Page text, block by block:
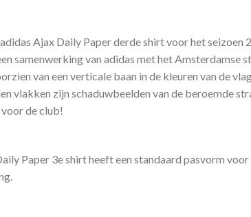
Ajax Daily Paper derde shirt voor het
samenwerking van adidas met het
van een verticale baan in de kleuren van de
vlakken zijn schaduwbeelden van de beroemde
de club!
Paper 3e shirt heeft een standaard pasvorm